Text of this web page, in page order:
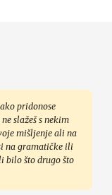
pridonose
slažeš s nekim
mišljenje ali na
na gramatičke ili
bilo što drugo što